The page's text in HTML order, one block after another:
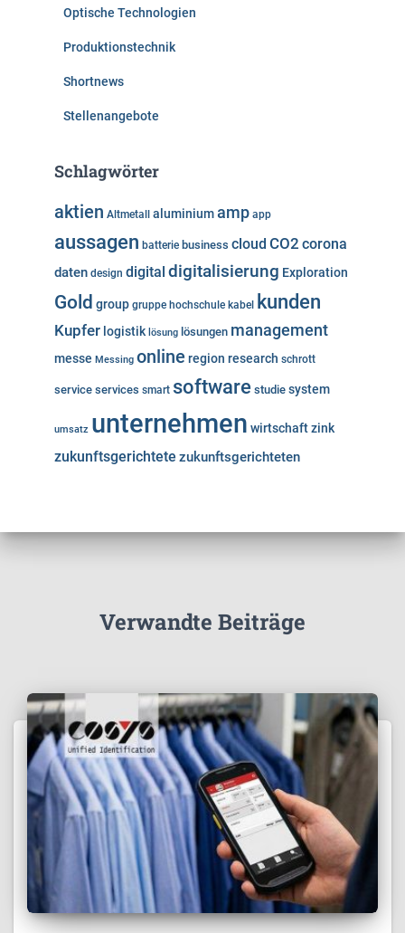
Optische Technologien
Produktionstechnik
Shortnews
Stellenangebote
Schlagwörter
aktien Altmetall aluminiumamp app
aussagen batterie business cloud CO2 corona
daten design digital digitalisierung Exploration
Gold group gruppe hochschule kabel kunden
Kupfer logistik lösung lösungen management
messe Messing online region research schrott
service services smart software studie system
umsatz unternehmen wirtschaftzink
zukunftsgerichtete zukunftsgerichteten
Verwandte Beiträge